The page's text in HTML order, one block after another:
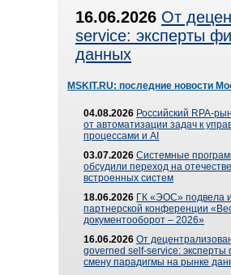
16.06.2026 От
service: эксперты
данных
MSKIT.RU: последние новости
04.08.2026 Российский RPA-
от автоматизации задач к
процессами и AI
03.07.2026 Системные
обсудили переход на
встроенных систем
18.06.2026 ГК «ЭОС» подвела
партнерской конференции
документооборот – 2026»
16.06.2026 От
governed self-service: эксперты
смену парадигмы на рынке